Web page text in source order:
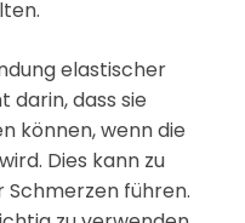
elastischer
dass sie
können, wenn die
Dies kann zu
führen.